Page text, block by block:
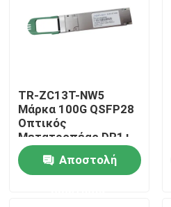
Σπίτι
TR-ZC13T-NW5
Μάρκα 100G QSFP28
Οπτικός
Μετατροπέας DR1+
PAM4 500M
Αποστολή